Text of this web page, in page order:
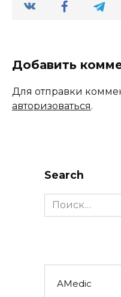
Добавить
Для отправки
авторизоваться.
Search
Search
for:
AMedic